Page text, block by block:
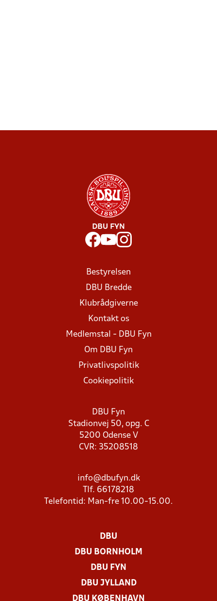
DBU FYN
Bestyrelsen
DBU Bredde
Klubrådgiverne
Kontakt os
Medlemstal - DBU Fyn
Om DBU Fyn
Privatlivspolitik
Cookiepolitik
DBU Fyn
Stadionvej 50, opg. C
5200 Odense V
CVR: 35208518
info@dbufyn.dk
Tlf. 66178218
Telefontid: Man-fre 10.00-15.00.
DBU
DBU BORNHOLM
DBU FYN
DBU JYLLAND
DBU KØBENHAVN